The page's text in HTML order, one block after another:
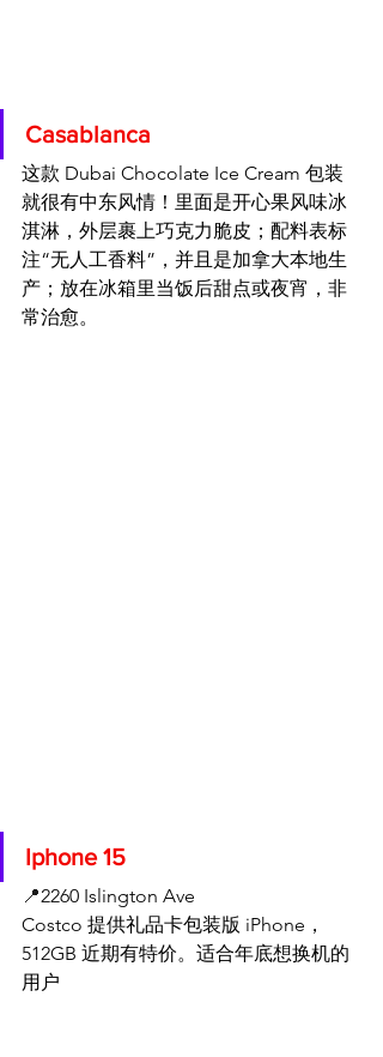
Casablanca
这款 Dubai Chocolate Ice Cream 包装
就很有中东风情！里面是开心果风味冰
淇淋，外层裹上巧克力脆皮；配料表标
注“无人工香料”，并且是加拿大本地生
产；放在冰箱里当饭后甜点或夜宵，非
常治愈。
Iphone 15
📍2260 Islington Ave
Costco 提供礼品卡包装版 iPhone，
512GB 近期有特价。适合年底想换机的
用户